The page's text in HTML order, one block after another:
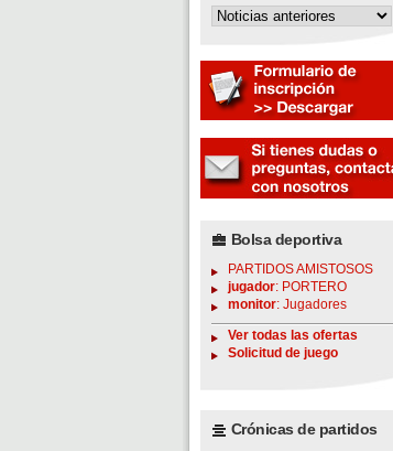
Bolsa deportiva
PARTIDOS AMISTOSOS
jugador: PORTERO
monitor: Jugadores
Ver todas las ofertas
Solicitud de juego
Crónicas de partidos